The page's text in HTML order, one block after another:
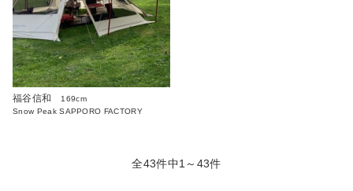
福谷信和
169cm
Snow Peak SAPPORO FACTORY
全43件中1～43件